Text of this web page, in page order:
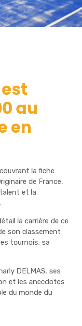
au
en
la fiche
de France,
et la
la carrière de ce
son classement
tournois, sa
DELMAS, ses
et les anecdotes
du monde du